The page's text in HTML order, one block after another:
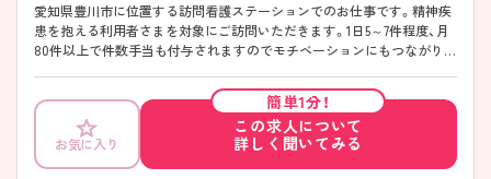
愛知県豊川市に位置する訪問看護ステーションでのお仕事です。精神疾
患を抱える利用者さまを対象にご訪問いただきます。1日5～7件程度、月
80件以上で件数手当も付与されますのでモチベーションにもつながりま
すい環境です。ご興味のある方には、面接対策ポイントなど、さらに詳細
をお話しいたしますのでお気軽にご相談ください！
お気に入り
簡単1分！
この求人について
詳しく聞いてみる